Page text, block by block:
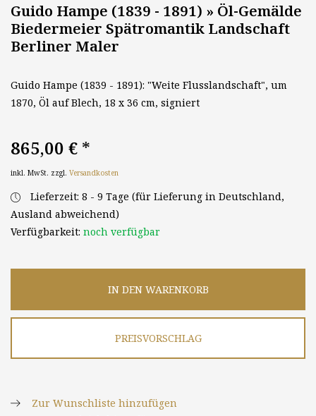
Guido Hampe (1839 - 1891) » Öl-Gemälde
Biedermeier Spätromantik Landschaft
Berliner Maler
Guido Hampe (1839 - 1891): "Weite Flusslandschaft", um
1870, Öl auf Blech, 18 x 36 cm, signiert
865,00 € *
inkl. MwSt. zzgl. Versandkosten
Lieferzeit: 8 - 9 Tage (für Lieferung in Deutschland,
Ausland abweichend)
Verfügbarkeit: noch verfügbar
IN DEN WARENKORB
PREISVORSCHLAG
Zur Wunschliste hinzufügen